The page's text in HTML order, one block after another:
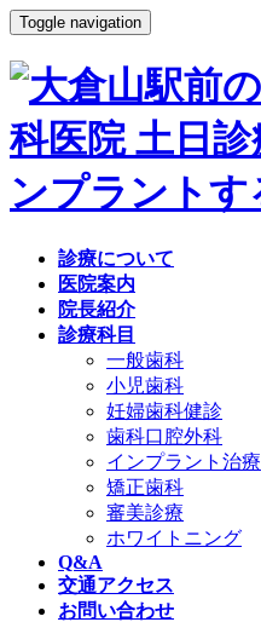
Toggle navigation
診療について
医院案内
院長紹介
診療科目
一般歯科
小児歯科
妊婦歯科健診
歯科口腔外科
インプラント治療
矯正歯科
審美診療
ホワイトニング
Q&A
交通アクセス
お問い合わせ